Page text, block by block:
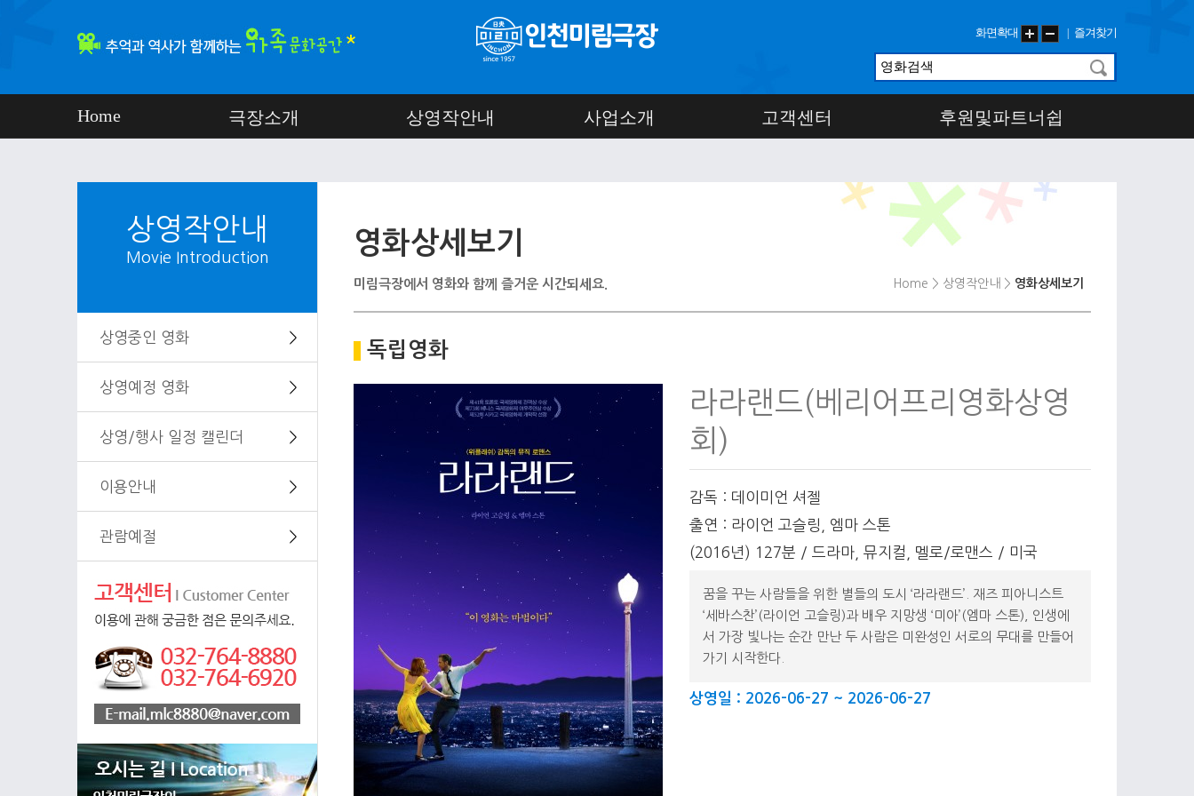
화면확대 즐겨찾기
Home 극장소개 상영작안내 사업소개 고객센터 후원및파트너쉽
상영작안내
Movie Introduction
상영중인 영화 ＞
상영예정 영화 ＞
상영/행사 일정 캘린더 ＞
이용안내 ＞
관람예절 ＞
영화상세보기
미림극장에서 영화와 함께 즐거운 시간되세요. Home > 상영작안내 > 영화상세보기
독립영화
라라랜드(베리어프리영화상영
회)
감독 : 데이미언 셔젤
출연 : 라이언 고슬링, 엠마 스톤
(2016년) 127분 / 드라마, 뮤지컬, 멜로/로맨스 / 미국
꿈을 꾸는 사람들을 위한 별들의 도시 ‘라라랜드’. 재즈 피아니스트
‘세바스찬’(라이언 고슬링)과 배우 지망생 ‘미아’(엠마 스톤), 인생에
서 가장 빛나는 순간 만난 두 사람은 미완성인 서로의 무대를 만들어
가기 시작한다.
상영일 : 2026-06-27 ~ 2026-06-27